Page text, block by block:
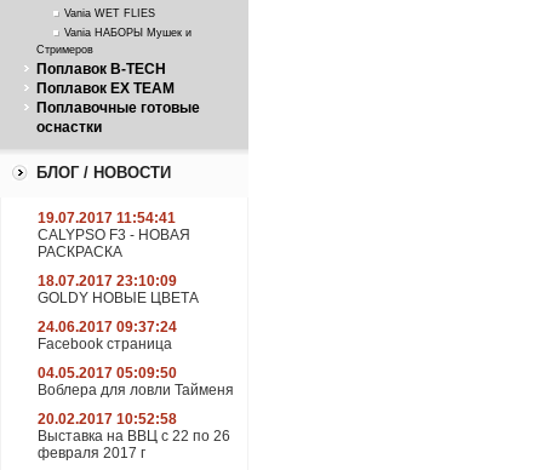
Vania WET FLIES
Vania НАБОРЫ Мушек и
Стримеров
Поплавок B-TECH
Поплавок EX TEAM
Поплавочные готовые
оснастки
БЛОГ / НОВОСТИ
19.07.2017 11:54:41
CALYPSO F3 - НОВАЯ
РАСКРАСКА
18.07.2017 23:10:09
GOLDY НОВЫЕ ЦВЕТА
24.06.2017 09:37:24
Facebook страница
04.05.2017 05:09:50
Воблера для ловли Тайменя
20.02.2017 10:52:58
Выставка на ВВЦ с 22 по 26
февраля 2017 г